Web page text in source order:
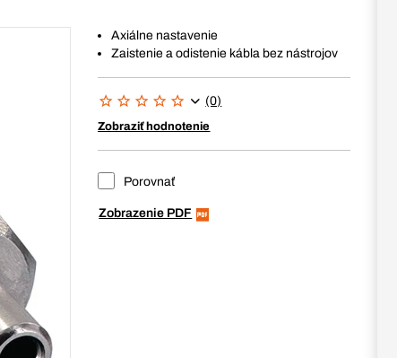
Axiálne nastavenie
Zaistenie a odistenie kábla bez nástrojov
(0)
Zobraziť hodnotenie
Porovnať
Zobrazenie PDF